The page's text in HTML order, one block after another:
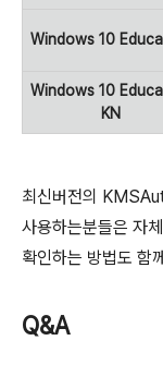
Windows 10
Windows 10
KN
최신버전의
사용하는분들은 자
확인하는 방법도 함
Q&A